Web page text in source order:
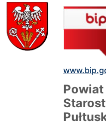
Powiat